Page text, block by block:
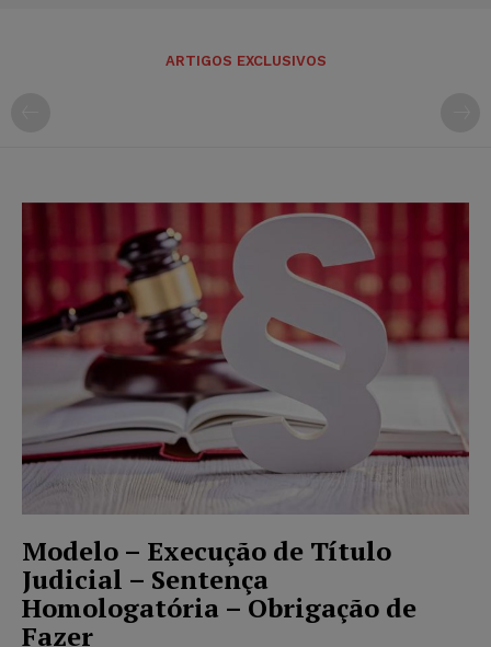
ARTIGOS EXCLUSIVOS
Modelo – Execução de Título
Judicial – Sentença
Homologatória – Obrigação de
Fazer